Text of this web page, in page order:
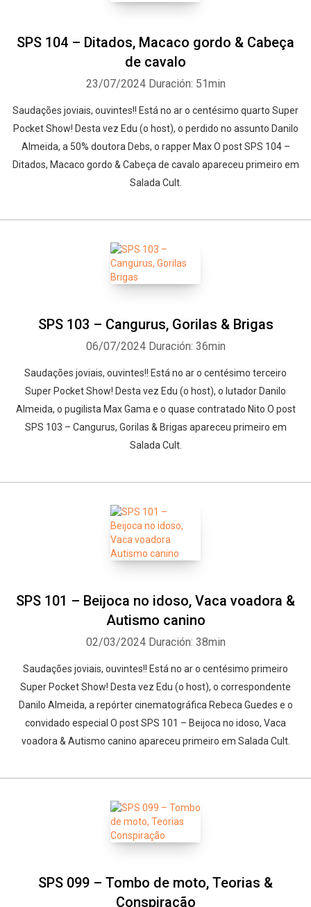
SPS 104 – Ditados, Macaco gordo & Cabeça
de cavalo
23/07/2024 Duración: 51min
Saudações joviais, ouvintes!! Está no ar o centésimo quarto Super
Pocket Show! Desta vez Edu (o host), o perdido no assunto Danilo
Almeida, a 50% doutora Debs, o rapper Max O post SPS 104 –
Ditados, Macaco gordo & Cabeça de cavalo apareceu primeiro em
Salada Cult.
SPS 103 – Cangurus, Gorilas & Brigas
06/07/2024 Duración: 36min
Saudações joviais, ouvintes!! Está no ar o centésimo terceiro
Super Pocket Show! Desta vez Edu (o host), o lutador Danilo
Almeida, o pugilista Max Gama e o quase contratado Nito O post
SPS 103 – Cangurus, Gorilas & Brigas apareceu primeiro em
Salada Cult.
SPS 101 – Beijoca no idoso, Vaca voadora &
Autismo canino
02/03/2024 Duración: 38min
Saudações joviais, ouvintes!! Está no ar o centésimo primeiro
Super Pocket Show! Desta vez Edu (o host), o correspondente
Danilo Almeida, a repórter cinematográfica Rebeca Guedes e o
convidado especial O post SPS 101 – Beijoca no idoso, Vaca
voadora & Autismo canino apareceu primeiro em Salada Cult.
SPS 099 – Tombo de moto, Teorias &
Conspiração